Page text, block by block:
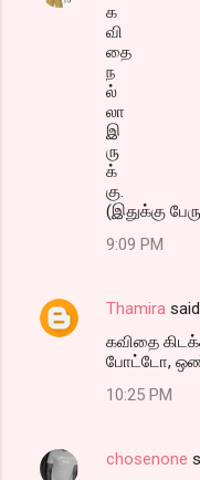
க
வி
தை
ந
ல்
லா
இ
ரு
க்
கு.
(இதுக்கு
9:09 PM
Thamira said…
கவிதை
போட்டோ,
10:25 PM
chosenone